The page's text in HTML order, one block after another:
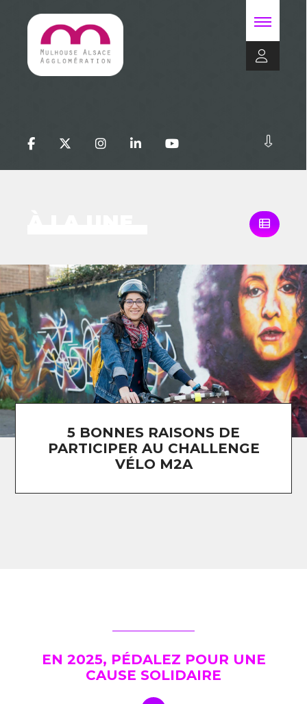
5 BONNES RAISONS DE
PARTICIPER AU CHALLENGE
VÉLO M2A
EN 2025, PÉDALEZ POUR UNE
CAUSE SOLIDAIRE